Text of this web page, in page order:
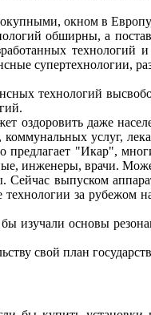
окном в
обширны, а
супертехнологии,
технологий
оздоровить даже
услуг,
предлагает "Икар",
инженеры, врачи.
выпуском
за рубежом
бы изучали основы
свой план